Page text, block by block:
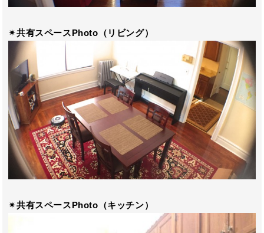
✴︎共有スペースPhoto（リビング）
✴︎共有スペースPhoto（キッチン）